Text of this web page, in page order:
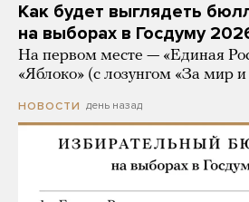
Как будет выглядеть
на выборах в Госдуму
На первом месте — «Единая
«Яблоко» (с лозунгом «За мир и
НОВОСТИ день назад